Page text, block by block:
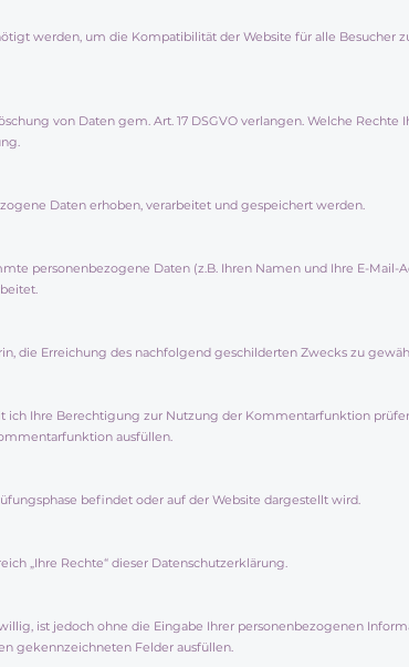
werden, um die Kompatibilität der Website für alle Besucher
von Daten gem. Art. 17 DSGVO verlangen. Welche Rechte
Daten erhoben, verarbeitet und gespeichert werden.
personenbezogene Daten (z.B. Ihren Namen und Ihre E-Mail-
die Erreichung des nachfolgend geschilderten Zwecks zu
Ihre Berechtigung zur Nutzung der Kommentarfunktion
ausfüllen.
befindet oder auf der Website dargestellt wird.
„Ihre Rechte“ dieser Datenschutzerklärung.
ist jedoch ohne die Eingabe Ihrer personenbezogenen
gekennzeichneten Felder ausfüllen.